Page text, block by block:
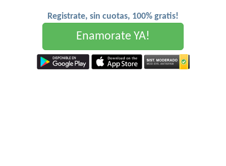
Registrate, sin cuotas, 100% gratis!
Enamorate YA!